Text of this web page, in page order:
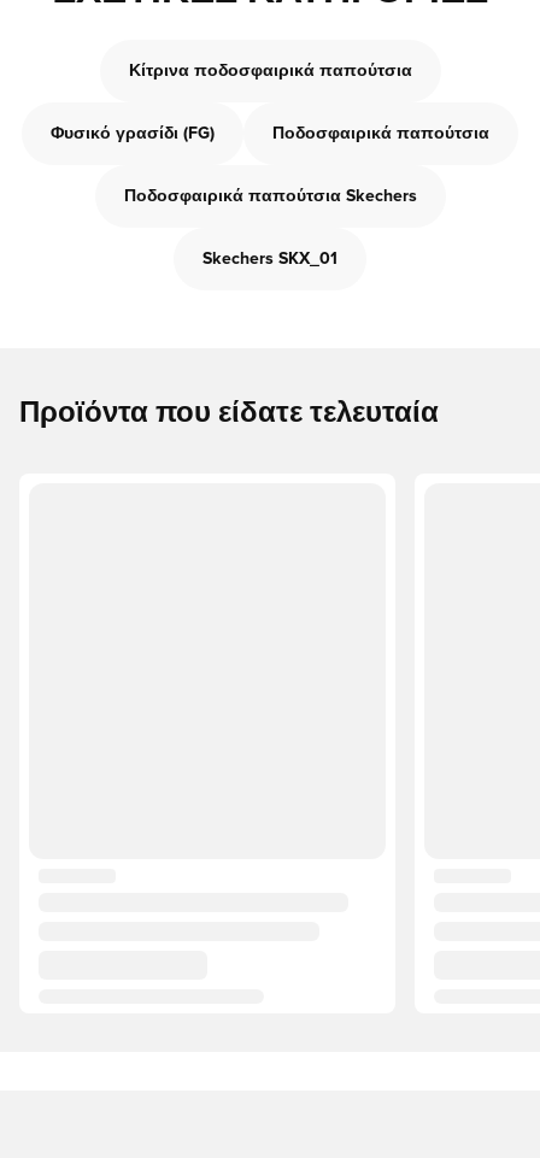
Κίτρινα ποδοσφαιρικά παπούτσια
Φυσικό γρασίδι (FG) Ποδοσφαιρικά παπούτσια
Ποδοσφαιρικά παπούτσια Skechers
Skechers SKX_01
Προϊόντα που είδατε τελευταία